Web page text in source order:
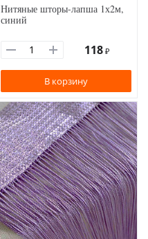
Нитяные шторы-лапша 1х2м,
синий
118 ₽
В корзину